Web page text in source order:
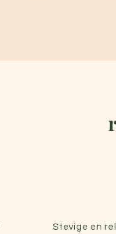
Stevige en